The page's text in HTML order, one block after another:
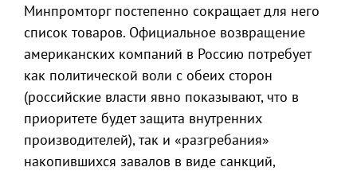
Минпромторг постепенно сокращает для него
список товаров. Официальное возвращение
американских компаний в Россию потребует
как политической воли с обеих сторон
(российские власти явно показывают, что в
приоритете будет защита внутренних
производителей), так и «разгребания»
накопившихся завалов в виде санкций,